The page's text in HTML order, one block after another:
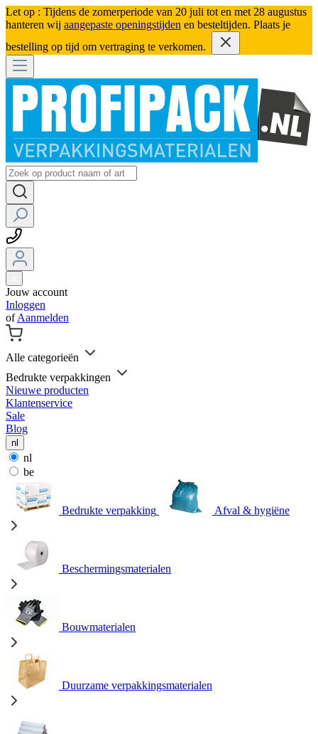
Let op : Tijdens de zomerperiode van 20 juli tot en met 28 augustus
hanteren wij aangepaste openingstijden en besteltijden. Plaats je
bestelling op tijd om vertraging te verkomen.
Jouw account
Inloggen
ofAanmelden
Alle categorieën
Bedrukte verpakkingen
Nieuwe producten
Klantenservice
Sale
Blog
nl
nl
be
Bedrukte verpakking Afval & hygiëne
Beschermingsmaterialen
Bouwmaterialen
Duurzame verpakkingsmaterialen